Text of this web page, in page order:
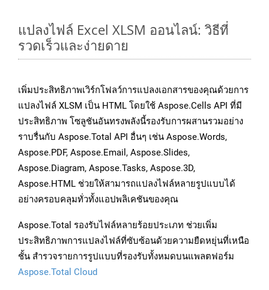
แปลงไฟล์ Excel XLSM ออนไลน์: วิธีที่
รวดเร็วและง่ายดาย
เพิ่มประสิทธิภาพเวิร์กโฟลว์การแปลงเอกสารของคุณด้วยการ
แปลงไฟล์ XLSM เป็น HTML โดยใช้ Aspose.Cells API ที่มี
ประสิทธิภาพ โซลูชันอันทรงพลังนี้รองรับการผสานรวมอย่าง
ราบรื่นกับ Aspose.Total API อื่นๆ เช่น Aspose.Words,
Aspose.PDF, Aspose.Email, Aspose.Slides,
Aspose.Diagram, Aspose.Tasks, Aspose.3D,
Aspose.HTML ช่วยให้สามารถแปลงไฟล์หลายรูปแบบได้
อย่างครอบคลุมทั่วทั้งแอปพลิเคชันของคุณ
Aspose.Total รองรับไฟล์หลายร้อยประเภท ช่วยเพิ่ม
ประสิทธิภาพการแปลงไฟล์ที่ซับซ้อนด้วยความยืดหยุ่นที่เหนือ
ชั้น สำรวจรายการรูปแบบที่รองรับทั้งหมดบนแพลตฟอร์ม
Aspose.Total Cloud